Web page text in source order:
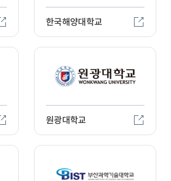
한국해양대학교
원광대학교